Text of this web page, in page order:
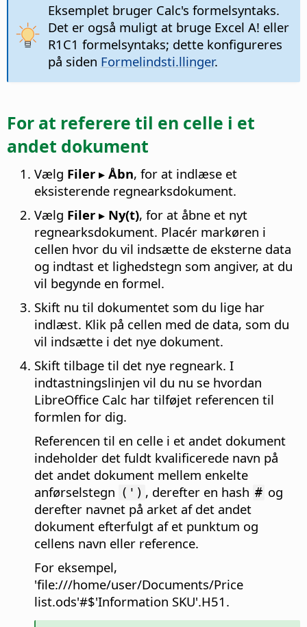
Eksemplet bruger Calc's formelsyntaks.
Det er også muligt at bruge Excel A! eller
R1C1 formelsyntaks; dette konfigureres
på siden Formelindsti.llinger.
For at referere til en celle i et
andet dokument
Vælg Filer ▸ Åbn, for at indlæse et
eksisterende regnearksdokument.
Vælg Filer ▸ Ny(t), for at åbne et nyt
regnearksdokument. Placér markøren i
cellen hvor du vil indsætte de eksterne data
og indtast et lighedstegn som angiver, at du
vil begynde en formel.
Skift nu til dokumentet som du lige har
indlæst. Klik på cellen med de data, som du
vil indsætte i det nye dokument.
Skift tilbage til det nye regneark. I
indtastningslinjen vil du nu se hvordan
LibreOffice Calc har tilføjet referencen til
formlen for dig.
Referencen til en celle i et andet dokument
indeholder det fuldt kvalificerede navn på
det andet dokument mellem enkelte
anførselstegn (') , derefter en hash # og
derefter navnet på arket af det andet
dokument efterfulgt af et punktum og
cellens navn eller reference.
For eksempel,
'file:///home/user/Documents/Price
list.ods'#$'Information SKU'.H51 .